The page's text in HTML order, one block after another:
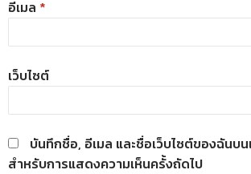
อีเมล *
เว็บไซต์
บันทึกชื่อ, อีเมล และชื่อเว็บไซต์ของฉันบน
สำหรับการแสดงความเห็นครั้งถัดไป